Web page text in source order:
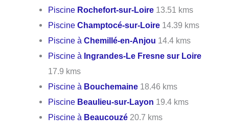
Piscine Rochefort-sur-Loire 13.51 kms
PiscineChamptocé-sur-Loire 14.39 kms
Piscine àChemillé-en-Anjou 14.4 kms
Piscine à Ingrandes-Le Fresne sur Loire
17.9 kms
Piscine à Bouchemaine 18.46 kms
Piscine Beaulieu-sur-Layon 19.4 kms
Piscine à Beaucouzé 20.7 kms